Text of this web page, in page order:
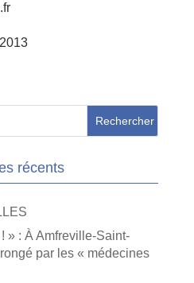
récents
» : À Amfreville-Saint-
par les « médecines